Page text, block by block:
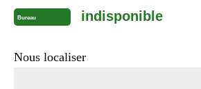
Bureau indisponible
Nous localiser